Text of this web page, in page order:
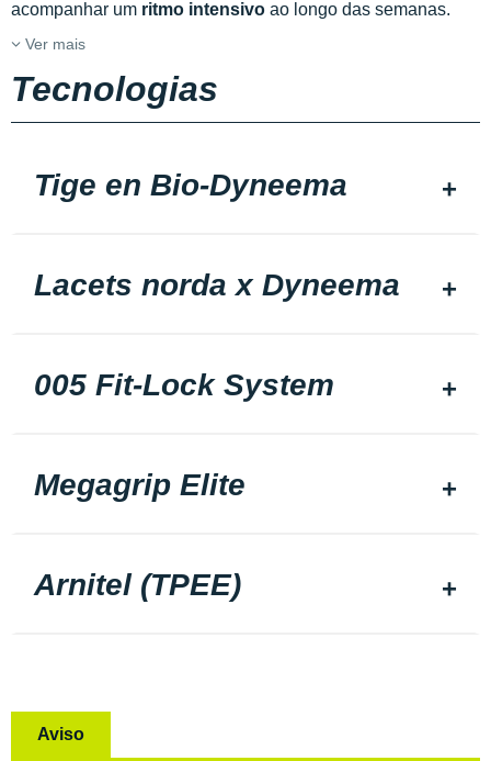
acompanhar um ritmo intensivo ao longo das semanas.
Ver mais
Tecnologias
Tige en Bio-Dyneema
Lacets norda x Dyneema
005 Fit-Lock System
Megagrip Elite
Arnitel (TPEE)
Aviso